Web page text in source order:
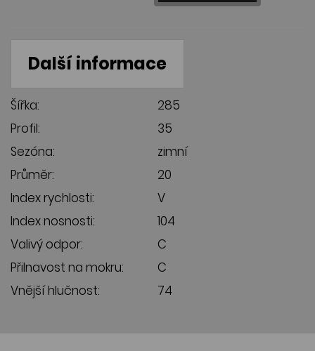
Další informace
Šířka:
285
Profil:
35
Sezóna:
zimní
Průměr:
20
Index rychlosti:
V
Index nosnosti:
104
Valivý odpor:
C
Přilnavost na mokru:
C
Vnější hlučnost:
74